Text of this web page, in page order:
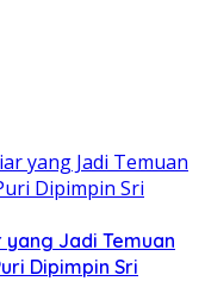
yang Jadi Temuan
Dipimpin Sri